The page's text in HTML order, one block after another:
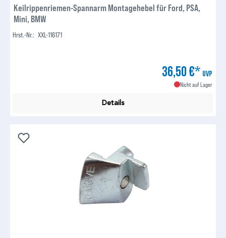
Keilrippenriemen-Spannarm Montagehebel für Ford, PSA,
Mini, BMW
Hrst.-Nr.: XXL-116171
36,50 €* UVP
Nicht auf Lager
Details